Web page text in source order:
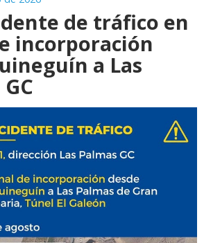
de tráfico en
incorporación
a Las